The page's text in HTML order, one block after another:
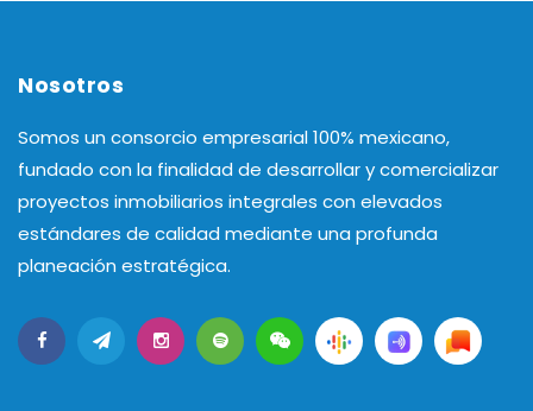
Nosotros
Somos un consorcio empresarial 100% mexicano,
fundado con la finalidad de desarrollar y comercializar
proyectos inmobiliarios integrales con elevados
estándares de calidad mediante una profunda
planeación estratégica.